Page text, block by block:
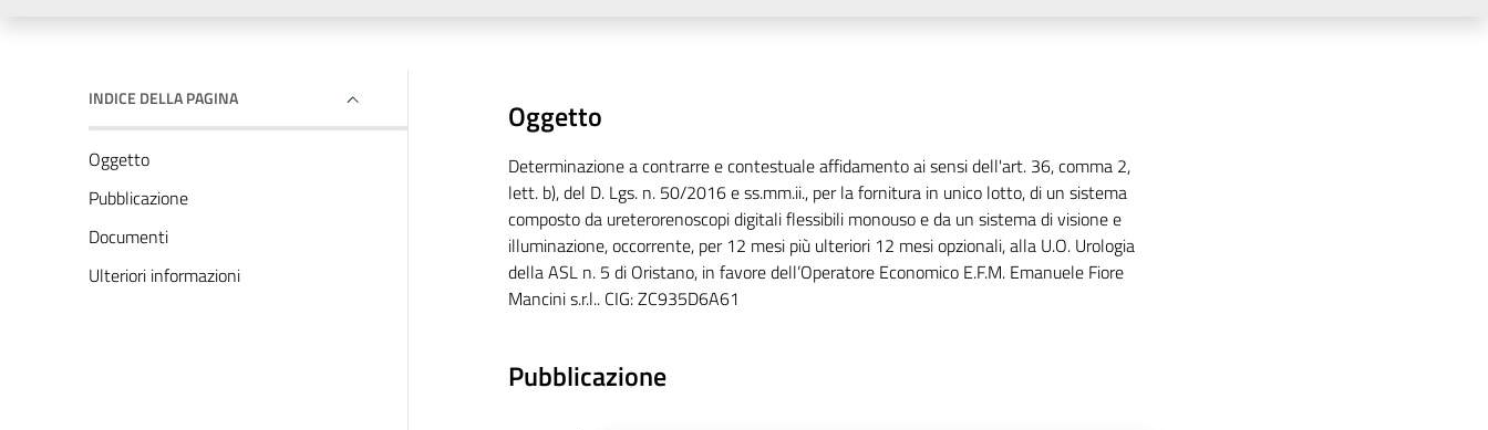
INDICE DELLA PAGINA
Oggetto
Pubblicazione
Documenti
Ulteriori informazioni
Oggetto
Determinazione a contrarre e contestuale affidamento ai sensi dell'art. 36, comma 2,
lett. b), del D. Lgs. n. 50/2016 e ss.mm.ii., per la fornitura in unico lotto, di un sistema
composto da ureterorenoscopi digitali flessibili monouso e da un sistema di visione e
illuminazione, occorrente, per 12 mesi più ulteriori 12 mesi opzionali, alla U.O. Urologia
della ASL n. 5 di Oristano, in favore dell’Operatore Economico E.F.M. Emanuele Fiore
Mancini s.r.l.. CIG: ZC935D6A61
Pubblicazione